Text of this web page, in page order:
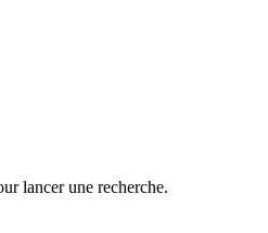
lancer une recherche.